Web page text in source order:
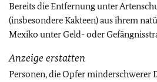
Bereits die Entfernung unter
(insbesondere Kakteen) aus ihrem
Mexiko unter Geld- oder
Anzeige erstatten
Personen, die Opfer minderschwerer